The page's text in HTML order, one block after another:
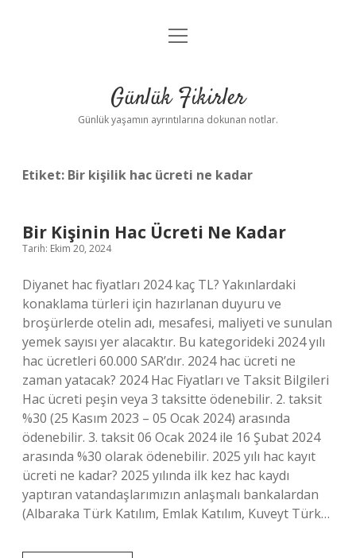
Anasayfa
Yasal Uyarı
menüyü
Günlük Fikirler
Günlük yaşamın ayrıntılarına dokunan notlar.
Etiket: Bir kişilik hac ücreti ne kadar
Bir Kişinin Hac Ücreti Ne Kadar
Tarih: Ekim 20, 2024
Diyanet hac fiyatları 2024 kaç TL? Yakınlardaki
konaklama türleri için hazırlanan duyuru ve
broşürlerde otelin adı, mesafesi, maliyeti ve sunulan
yemek sayısı yer alacaktır. Bu kategorideki 2024 yılı
hac ücretleri 60.000 SAR’dır. 2024 hac ücreti ne
zaman yatacak? 2024 Hac Fiyatları ve Taksit Bilgileri
Hac ücreti peşin veya 3 taksitte ödenebilir. 2. taksit
%30 (25 Kasım 2023 – 05 Ocak 2024) arasında
ödenebilir. 3. taksit 06 Ocak 2024 ile 16 Şubat 2024
arasında %30 olarak ödenebilir. 2025 yılı hac kayıt
ücreti ne kadar? 2025 yılında ilk kez hac kaydı
yaptıran vatandaşlarımızın anlaşmalı bankalardan
(Albaraka Türk Katılım, Emlak Katılım, Kuveyt Türk…